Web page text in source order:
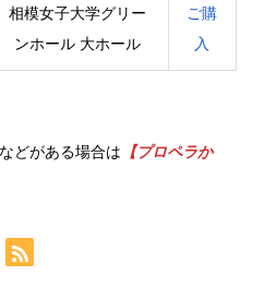
相模女子大学グリー
ンホール 大ホール
ご購
入
どがある場合は 【プロペラか